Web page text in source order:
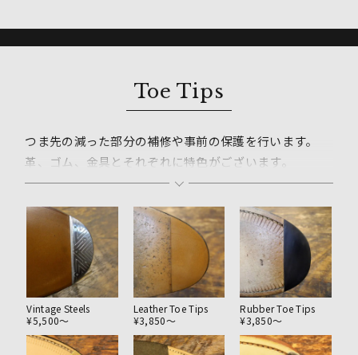
Toe Tips
つま先の減った部分の補修や事前の保護を行います。
革、ゴム、金具とそれぞれに特色がございます。
その靴の特徴や歩き方の癖に合わせた素材選びをご提案
します。
つま先は減りすぎるとその後のオールソール等の修理に
影響が出やすい箇所になりますので早目の修理が大切で
Vintage Steels
¥5,500〜
Leather Toe Tips
¥3,850〜
Rubber Toe Tips
¥3,850〜